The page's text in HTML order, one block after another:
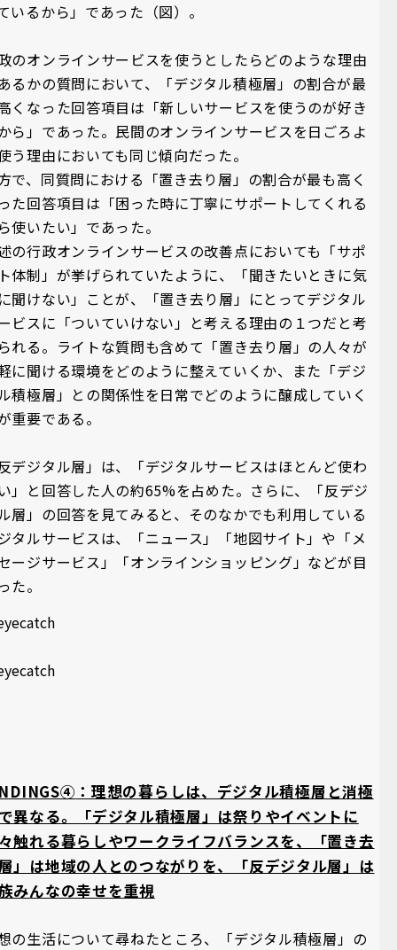
いるから」であった（図）。
のオンラインサービスを使うとしたらどのような理由
るかの質問において、「デジタル積極層」の割合が最
くなった回答項目は「新しいサービスを使うのが好き
ら」であった。民間のオンラインサービスを日ごろよ
う理由においても同じ傾向だった。
で、同質問における「置き去り層」の割合が最も高く
た回答項目は「困った時に丁寧にサポートしてくれる
使いたい」であった。
の行政オンラインサービスの改善点においても「サポ
体制」が挙げられていたように、「聞きたいときに気
聞けない」ことが、「置き去り層」にとってデジタル
ビスに「ついていけない」と考える理由の１つだと考
れる。ライトな質問も含めて「置き去り層」の人々が
に聞ける環境をどのように整えていくか、また「デジ
積極層」との関係性を日常でどのように醸成していく
重要である。
デジタル層」は、「デジタルサービスはほとんど使わ
」と回答した人の約65%を占めた。さらに、「反デジ
層」の回答を見てみると、そのなかでも利用している
タルサービスは、「ニュース」「地図サイト」や「メ
ージサービス」「オンラインショッピング」などが目
た。
：理想の暮らしは、デジタル積極層と消極
異なる。「デジタル積極層」は祭りやイベントに
触れる暮らしやワークライフバランスを、「置き去
」は地域の人とのつながりを、「反デジタル層」は
みんなの幸せを重視
の生活について尋ねたところ、「デジタル積極層」の